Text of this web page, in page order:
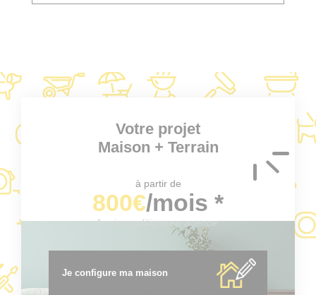
Votre projet
Maison + Terrain
à partir de
800€/mois *
* voir conditions en agence.
Je configure ma maison